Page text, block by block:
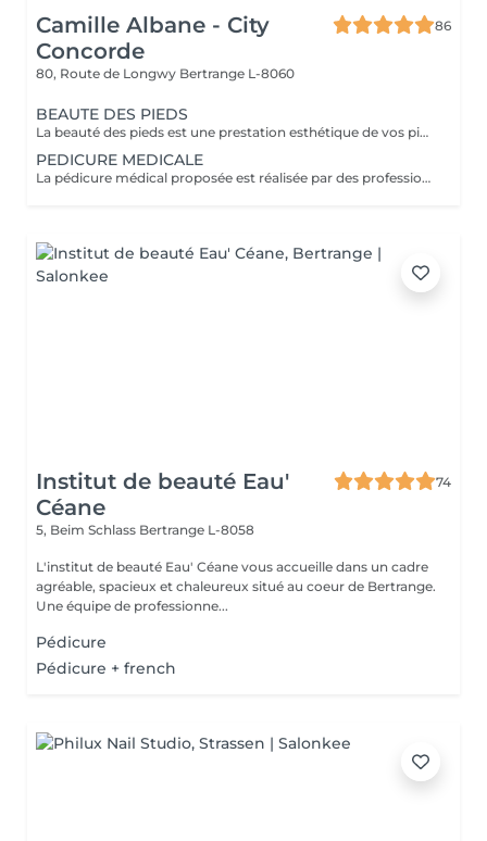
Camille Albane - City
Concorde
86
80, Route de Longwy Bertrange L-8060
BEAUTE DES PIEDS
La beauté des pieds est une prestation esthétique de vos pieds . Elle comprends le travail de la callosité légère , le gommage du pied , le limage de vos ongles , la repousse de vos cuticules (et couper) , l'hydratation du pied et de l'ongle avec un sérum et/ou crème . Il est possible d'avoir des services complémentaires facturés comme un vernis de soin , un vernis de couleur , un gel ou un semi permanent , des soins spécifiques tel que la Kératine pure . N'hésitez pas à vous rapprochez d'une de nos collaboratrices afin de personnalisez au mieux .
PEDICURE MEDICALE
La pédicure médical proposée est réalisée par des professionnelles diplômées en tant que tel. La pédicure médicale vise toutes personnes aillant des problèmes spécifiques comme ongle incarné , un cor , mycose et tous problèmes qui entraîne une douleur au pied. Cette prestation est également recommandé pour les personnes diabétiques. La prestation est adaptée en fonction des besoins de chacun et elle est définie avec votre professionnelle . Le prix peut varier en fonction de ce que vous souhaitez faire et obtenir . Supplément de 5 euros si plus de une heure de travail.
Institut de beauté Eau'
Céane
74
5, Beim Schlass Bertrange L-8058
L'institut de beauté Eau' Céane vous accueille dans un cadre
agréable, spacieux et chaleureux situé au coeur de Bertrange.
Une équipe de professionne...
Pédicure
Pédicure + french